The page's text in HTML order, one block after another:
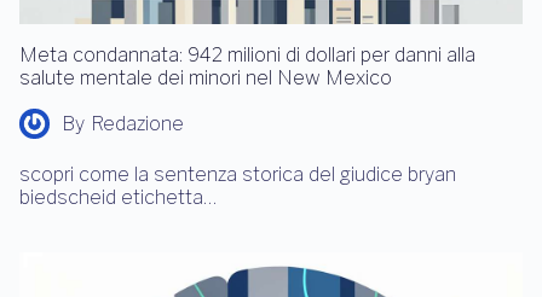
Meta condannata: 942 milioni di dollari per danni alla
salute mentale dei minori nel New Mexico
By Redazione
scopri come la sentenza storica del giudice bryan
biedscheid etichetta…